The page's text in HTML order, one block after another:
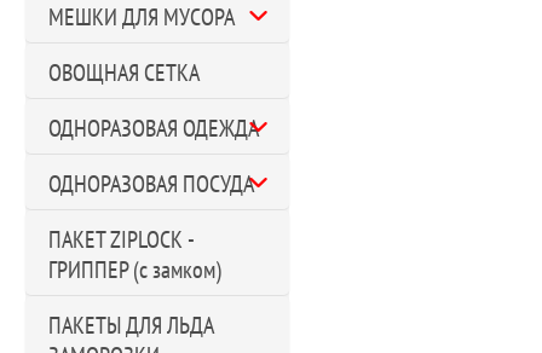
МЕШКИ ДЛЯ МУСОРА
ОВОЩНАЯ СЕТКА
ОДНОРАЗОВАЯ ОДЕЖДА
ОДНОРАЗОВАЯ ПОСУДА
ПАКЕТ ZIPLOCK -
ГРИППЕР (с замком)
ПАКЕТЫ ДЛЯ ЛЬДА